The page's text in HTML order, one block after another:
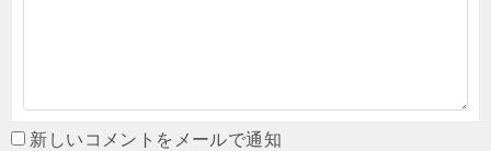
新しいコメントをメールで通知